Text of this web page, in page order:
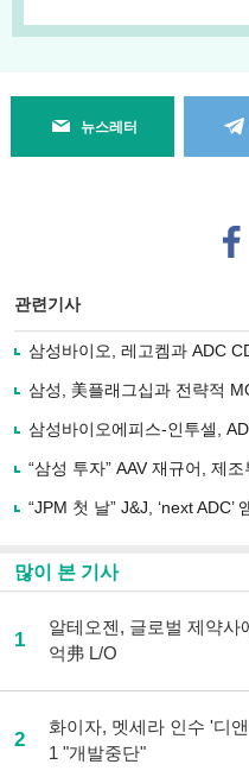
뉴스레터
페
이
로
사
유
기
관련기사
삼성바이오, 레고켐과 ADC
삼성, 美플래그십과 전략적
삼성바이오에피스-인투셀,
“삼성 투자” AAV 재규어, 제조
“JPM 첫 날” J&J, ‘next
많이 본 기사
1
알테오젠, 글로벌 제약사
억弗 L/O
2
화이자, 멧세라 인수 '디
1 "개발중단"